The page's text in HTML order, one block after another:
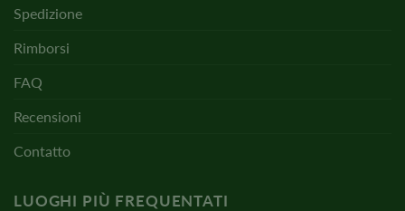
Spedizione
Rimborsi
FAQ
Recensioni
Contatto
LUOGHI PIÙ FREQUENTATI